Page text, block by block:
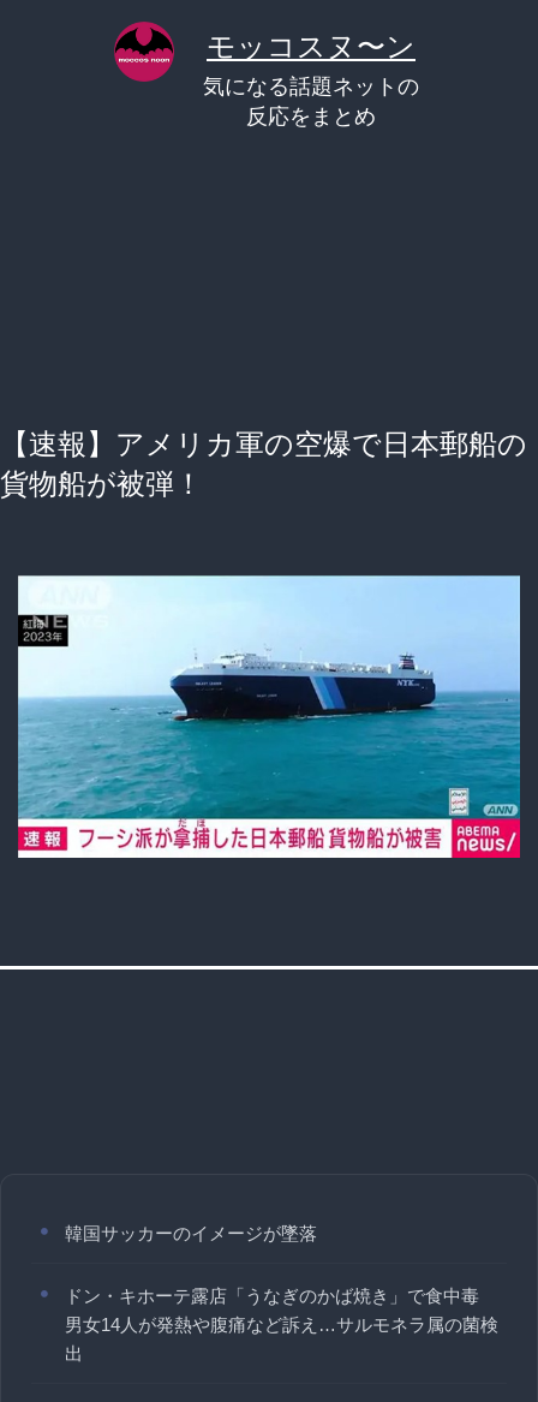
モッコスヌ〜ン
気になる話題ネットの
反応をまとめ
【速報】アメリカ軍の空爆で日本郵船の
貨物船が被弾！
韓国サッカーのイメージが墜落
ドン・キホーテ露店「うなぎのかば焼き」で食中毒
男女14人が発熱や腹痛など訴え…サルモネラ属の菌検
出